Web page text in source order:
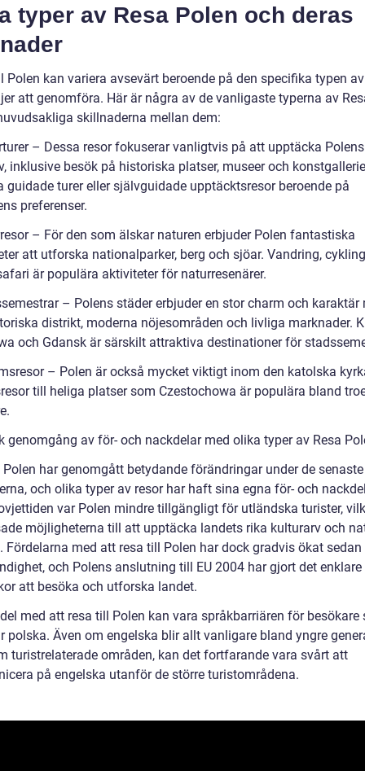
typer av Resa Polen och deras
Polen kan variera avsevärt beroende på den specifika typen
att genomföra. Här är några av de vanligaste typerna av
skillnaderna mellan dem:
– Dessa resor fokuserar vanligtvis på att upptäcka
inklusive besök på historiska platser, museer och
guidade turer eller självguidade upptäcktsresor beroende på
preferenser.
– För den som älskar naturen erbjuder Polen fantastiska
att utforska nationalparker, berg och sjöar. Vandring,
är populära aktiviteter för naturresenärer.
– Polens städer erbjuder en stor charm och karaktär
distrikt, moderna nöjesområden och livliga marknader.
och Gdansk är särskilt attraktiva destinationer för
– Polen är också mycket viktigt inom den katolska
till heliga platser som Czestochowa är populära bland
genomgång av för- och nackdelar med olika typer av Resa
Polen har genomgått betydande förändringar under de senaste
och olika typer av resor har haft sina egna för- och
var Polen mindre tillgängligt för utländska turister,
möjligheterna till att upptäcka landets rika kulturarv och
Fördelarna med att resa till Polen har dock gradvis ökat
och Polens anslutning till EU 2004 har gjort det
att besöka och utforska landet.
med att resa till Polen kan vara språkbarriären för besökare
polska. Även om engelska blir allt vanligare bland yngre
turistrelaterade områden, kan det fortfarande vara svårt att
på engelska utanför de större turistområdena.